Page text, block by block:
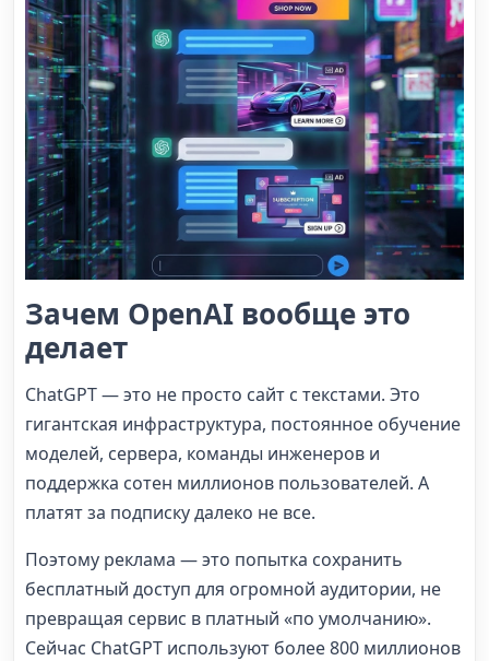
Зачем OpenAI вообще это
делает
ChatGPT — это не просто сайт с текстами. Это
гигантская инфраструктура, постоянное обучение
моделей, сервера, команды инженеров и
поддержка сотен миллионов пользователей. А
платят за подписку далеко не все.
Поэтому реклама — это попытка сохранить
бесплатный доступ для огромной аудитории, не
превращая сервис в платный «по умолчанию».
Сейчас ChatGPT используют более 800 миллионов